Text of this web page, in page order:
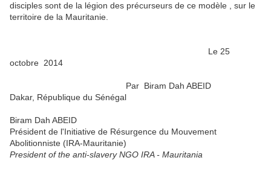
disciples sont de la légion des précurseurs de ce modèle , sur le
territoire de la Mauritanie.
Le 25
octobre 2014
Par Biram Dah ABEID
Dakar, République du Sénégal
Biram Dah ABEID
Président de l'Initiative de Résurgence du Mouvement
Abolitionniste (IRA-Mauritanie)
President of the anti-slavery NGO IRA - Mauritania